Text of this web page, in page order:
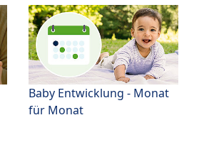
Baby Entwicklung - Monat
für Monat